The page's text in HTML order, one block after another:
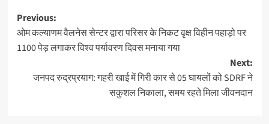
Post
navigation
Previous:
ओम कल्याणम वैलनेस सेन्टर द्वारा परिसर के निकट वृक्ष विहीन पहाड़ो पर
1100 पेड़ लगाकर विश्व पर्यावरण दिवस मनाया गया
Next:
जनपद रुद्रप्रयाग: गहरी खाई में गिरी कार से 05 घायलों को SDRF ने
सकुशल निकाला, समय रहते मिला जीवनदान